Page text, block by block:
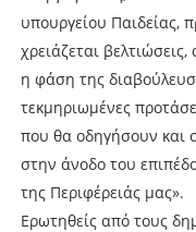
υπουργείου Παιδείας,
χρειάζεται
η φάση της
τεκμηριωμένες
που θα οδηγήσουν και
στην άνοδο του
της Περιφέρειάς μας».
Ερωτηθείς από τους